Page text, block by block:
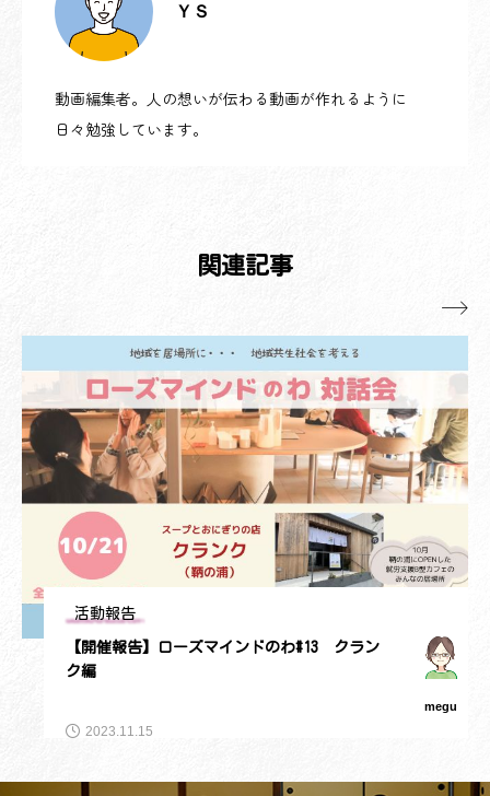
ＹＳ
動画編集者。人の想いが伝わる動画が作れるように
日々勉強しています。
2023.03.17
たび福山】 田中典晶さん(本屋アンラー
2023.03.17 【ローズマインドでつながる人と出会う
ンジャーダイヤモンド)
関連記事
活動報告
【開催報告】ローズマインドのわ#12 そんト
キカフェ編
megu
2023.10.03
